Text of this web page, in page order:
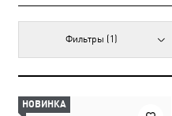
Фильтры (1)
НОВИНКА